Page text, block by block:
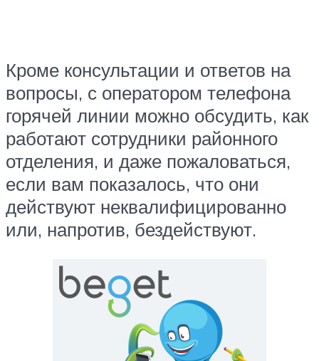
Кроме консультации и ответов на
вопросы, с оператором телефона
горячей линии можно обсудить, как
работают сотрудники районного
отделения, и даже пожаловаться,
если вам показалось, что они
действуют неквалифицированно
или, напротив, бездействуют.